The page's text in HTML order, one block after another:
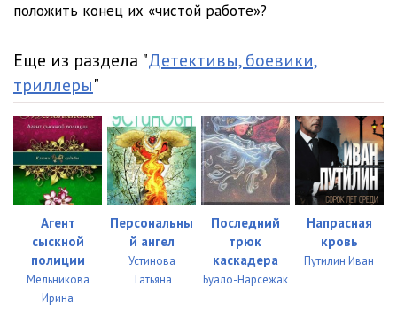
016
017
018 08:06
019 08:05
020 08:06
021 08:04
022
положить конец их «чистой работе»?
Еще из раздела "Детективы, боевики,
триллеры"
Агент
сыскной
полиции
Мельникова
Ирина
Персональны
й ангел
Устинова
Татьяна
Последний
трюк
каскадера
Буало-Нарсежак
Напрасная
кровь
Путилин Иван